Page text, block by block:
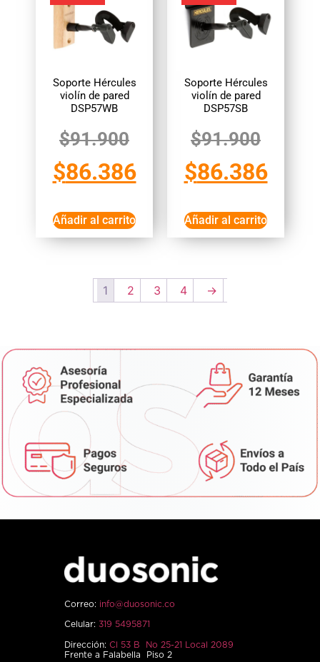
Soporte Hércules
violín de pared
DSP57WB
$91.900
$86.386
Añadir al carrito
Soporte Hércules
violín de pared
DSP57SB
$91.900
$86.386
Añadir al carrito
1 2 3 4 →
Correo: info@duosonic.co
Celular: 319 5495871
Dirección: Cl 53 B No 25-21 Local 2089
Frente a Falabella Piso 2